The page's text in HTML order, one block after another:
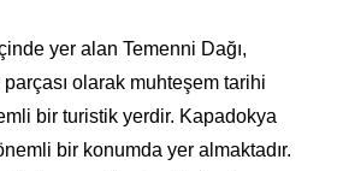
yer alan Temenni Dağı,
olarak muhteşem tarihi
bir turistik yerdir. Kapadokya
bir konumda yer almaktadır.